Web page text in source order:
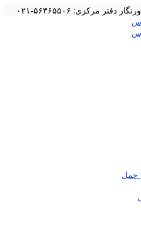
دفتر مرکزی: ۵۶۳۶۵۵۰۶-۰۲۱
حمل